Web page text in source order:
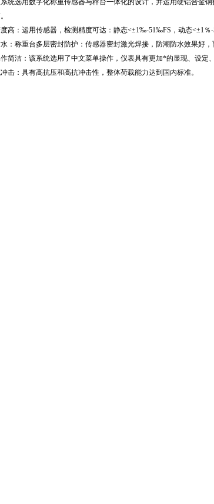
统选用数字化称重传感器与秤台一体化的设计，并运用硬铝合金
高：运用传感器，检测精度可达：静态<±1‰-51‰FS，动态<±1％-
：称重台多层密封防护：传感器密封激光焊接，防潮防水效果好，
简洁：该系统选用了中文菜单操作，仪表具有更加*的显现、设定
击：具有高抗压和高抗冲击性，整体荷载能力达到国内标准。